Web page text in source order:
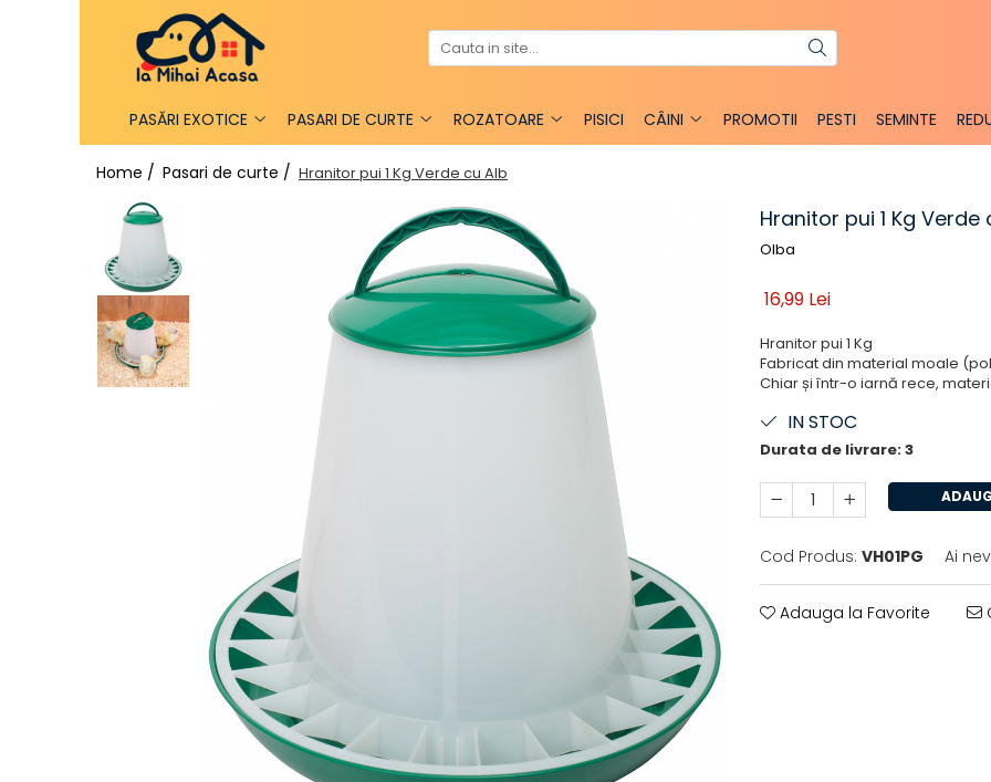
Pasări Exotice
Pachete promotionale
Pasari de curte
Pachete promotionale
Pachete promotionale
PASĂRI EXOTICE PASARI DE CURTE ROZATOARE PISICI CÂINI PROMOTII PESTI SEMINTE
Home / Pasari de curte / Hranitor pui 1 Kg Verde cu Alb
Hranitor pui 1 Kg Verde
Olba
16,99 Lei
Hranitor pui 1 Kg
Fabricat din material moale
Chiar și într-o iarnă rece,
IN STOC
Durata de livrare:3
Cod Produs: VH01PG Ai
Adauga la Favorite